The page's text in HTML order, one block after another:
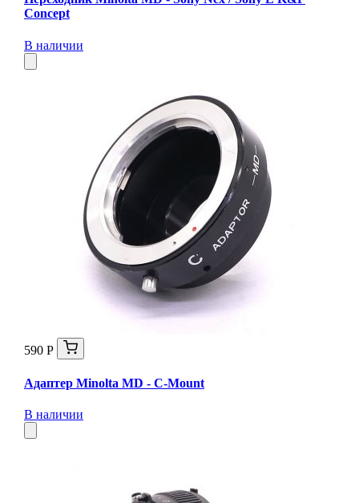
Concept
В наличии
590 Р
Адаптер Minolta MD - C-Mount
В наличии